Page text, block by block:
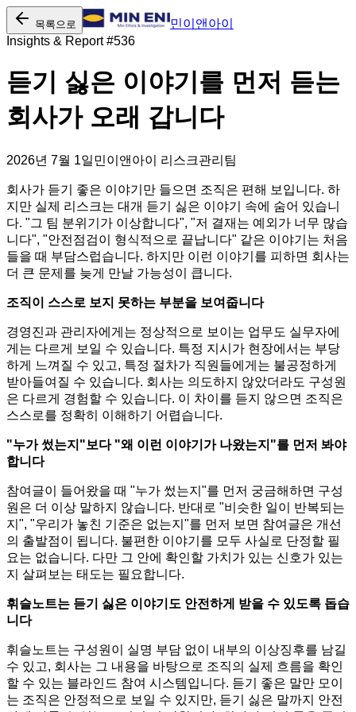
목록으로
민이앤아이
Insights & Report #536
듣기 싫은 이야기를 먼저 듣는
회사가 오래 갑니다
2026년 7월 1일민이앤아이 리스크관리팀
회사가 듣기 좋은 이야기만 들으면 조직은 편해 보입니다. 하
지만 실제 리스크는 대개 듣기 싫은 이야기 속에 숨어 있습니
다. "그 팀 분위기가 이상합니다", "저 결재는 예외가 너무 많습
니다", "안전점검이 형식적으로 끝납니다" 같은 이야기는 처음
들을 때 부담스럽습니다. 하지만 이런 이야기를 피하면 회사는
더 큰 문제를 늦게 만날 가능성이 큽니다.
조직이 스스로 보지 못하는 부분을 보여줍니다
경영진과 관리자에게는 정상적으로 보이는 업무도 실무자에
게는 다르게 보일 수 있습니다. 특정 지시가 현장에서는 부당
하게 느껴질 수 있고, 특정 절차가 직원들에게는 불공정하게
받아들여질 수 있습니다. 회사는 의도하지 않았더라도 구성원
은 다르게 경험할 수 있습니다. 이 차이를 듣지 않으면 조직은
스스로를 정확히 이해하기 어렵습니다.
"누가 썼는지"보다 "왜 이런 이야기가 나왔는지"를 먼저 봐야
합니다
참여글이 들어왔을 때 "누가 썼는지"를 먼저 궁금해하면 구성
원은 더 이상 말하지 않습니다. 반대로 "비슷한 일이 반복되는
지", "우리가 놓친 기준은 없는지"를 먼저 보면 참여글은 개선
의 출발점이 됩니다. 불편한 이야기를 모두 사실로 단정할 필
요는 없습니다. 다만 그 안에 확인할 가치가 있는 신호가 있는
지 살펴보는 태도는 필요합니다.
휘슬노트는 듣기 싫은 이야기도 안전하게 받을 수 있도록 돕습
니다
휘슬노트는 구성원이 실명 부담 없이 내부의 이상징후를 남길
수 있고, 회사는 그 내용을 바탕으로 조직의 실제 흐름을 확인
할 수 있는 블라인드 참여 시스템입니다. 듣기 좋은 말만 모이
는 조직은 안정적으로 보일 수 있지만, 듣기 싫은 말까지 안전